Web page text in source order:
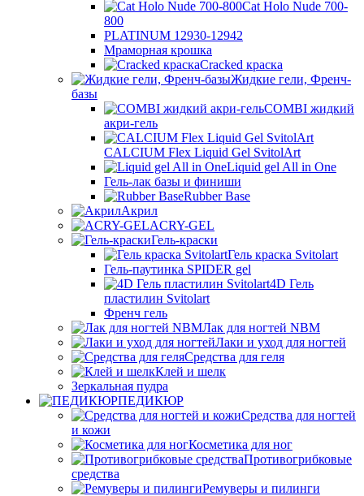
Cat Holo Nude 700-
800
PLATINUM 12930-12942
Мраморная крошка
Cracked краска
Жидкие гели, Френч-
базы
COMBI жидкий
акри-гель
CALCIUM Flex Liquid Gel SvitolArt
Liquid gel All in One
Гель-лак базы и финиши
Rubber Base
Акрил
ACRY-GEL
Гель-краски
Гель краска Svitolart
Гель-паутинка SPIDER gel
4D Гель
пластилин Svitolart
Френч гель
Лак для ногтей NBM
Лаки и уход для ногтей
Средства для геля
Клей и шелк
Зеркальная пудра
ПЕДИКЮР
Средства для ногтей
и кожи
Косметика для ног
Противогрибковые
средства
Ремуверы и пилинги